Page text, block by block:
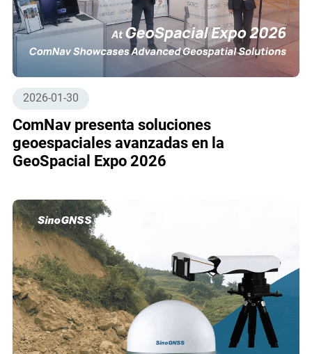
2026-01-30
ComNav presenta soluciones
geoespaciales avanzadas en la
GeoSpacial Expo 2026